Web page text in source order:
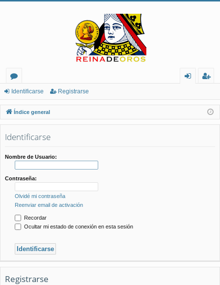
or
os
nt
ifi
ist
ra
Identificarse Registrarse
Índice general
Identificarse
Nombre de Usuario:
Contraseña:
Olvidé mi contraseña
Reenviar email de activación
Recordar
Ocultar mi estado de conexión en esta sesión
Registrarse